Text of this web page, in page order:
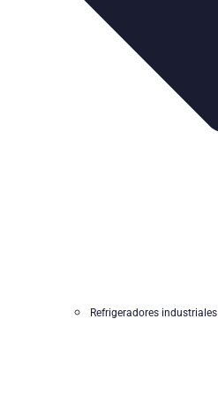
Refrigeradores industriales